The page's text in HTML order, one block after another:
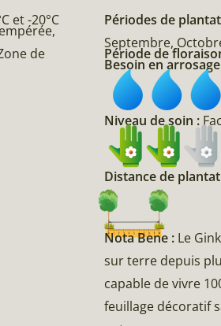
et -20°C
de
Périodes de
Septembre,
Période de
Besoin en
Niveau de soin :
Distance de
Nota Bene : Le
sur terre depuis
capable de vivre
feuillage décoratif